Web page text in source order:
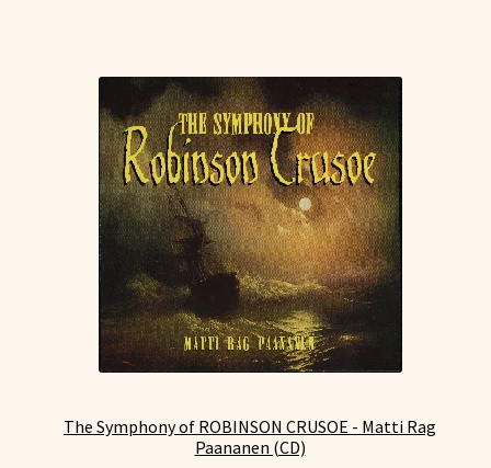
The Symphony of ROBINSON CRUSOE - Matti Rag
Paananen (CD)